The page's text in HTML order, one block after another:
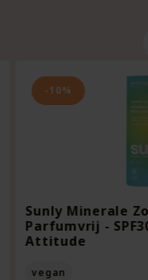
-10%
Sunly Minerale
Parfumvrij -
Attitude
vegan